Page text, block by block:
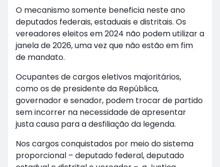
O mecanismo somente beneficia neste ano
deputados federais, estaduais e distritais. Os
vereadores eleitos em 2024 não podem utilizar a
janela de 2026, uma vez que não estão em fim
de mandato.
Ocupantes de cargos eletivos majoritários,
como os de presidente da República,
governador e senador, podem trocar de partido
sem incorrer na necessidade de apresentar
justa causa para a desfiliação da legenda.
Nos cargos conquistados por meio do sistema
proporcional – deputado federal, deputado